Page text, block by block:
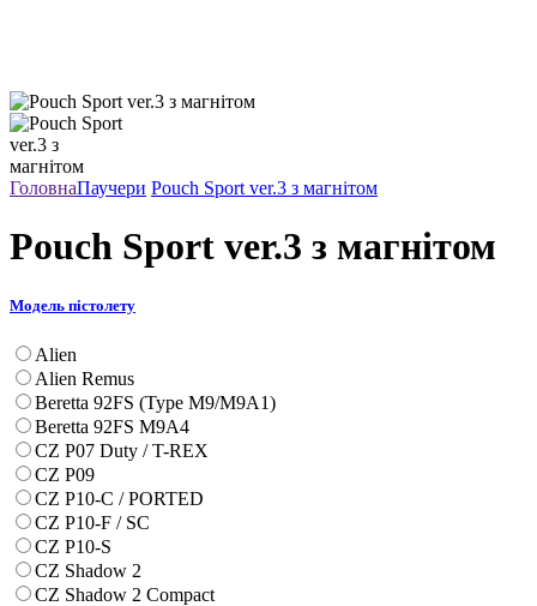
ГоловнаПаучери Pouch Sport ver.3 з магнітом
Pouch Sport ver.3 з магнітом
Модель пістолету
Alien
Alien Remus
Beretta 92FS (Type M9/M9A1)
Beretta 92FS M9A4
CZ P07 Duty / T-REX
CZ P09
CZ P10-C / PORTED
CZ P10-F / SC
CZ P10-S
CZ Shadow 2
CZ Shadow 2 Compact